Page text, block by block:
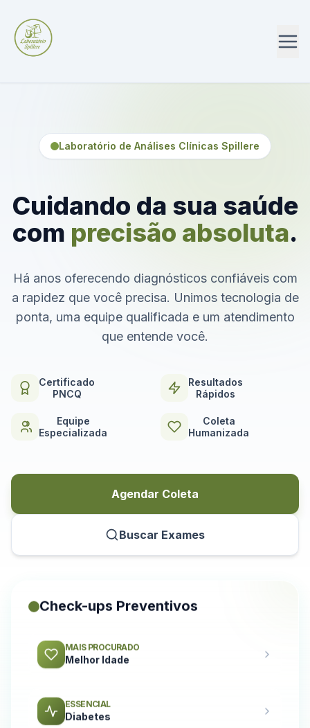
Laboratório de Análises Clínicas Spillere
Cuidando da sua saúde
com precisão absoluta.
Há anos oferecendo diagnósticos confiáveis com
a rapidez que você precisa. Unimos tecnologia de
ponta, uma equipe qualificada e um atendimento
que entende você.
Certificado
PNCQ
Resultados
Rápidos
Equipe
Especializada
Coleta
Humanizada
Agendar Coleta
Buscar Exames
Check-ups Preventivos
MAIS PROCURADO
Melhor Idade
ESSENCIAL
Diabetes